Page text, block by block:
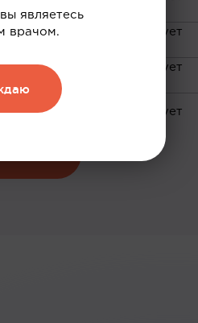
являетесь
врачом.